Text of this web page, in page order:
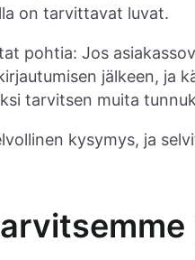
on tarvittavat luvat.
pohtia: Jos
jälkeen, ja
tarvitsen muita
kysymys, ja